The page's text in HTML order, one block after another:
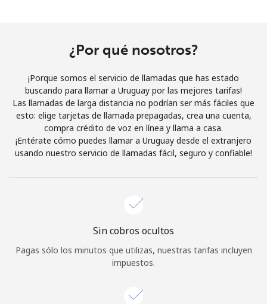
Únete
¡Hola!
Inicia sesión oREGÍSTRATE →
¿Olvidaste tu contraseña? →
¿Por qué nosotros?
¡Porque somos el servicio de llamadas que has estado
buscando para llamar a Uruguay por las mejores tarifas!
Las llamadas de larga distancia no podrían ser más fáciles que
esto: elige tarjetas de llamada prepagadas, crea una cuenta,
compra crédito de voz en línea y llama a casa.
¡Entérate cómo puedes llamar a Uruguay desde el extranjero
usando nuestro servicio de llamadas fácil, seguro y confiable!
Sin cobros ocultos
Pagas sólo los minutos que utilizas, nuestras tarifas incluyen
impuestos.